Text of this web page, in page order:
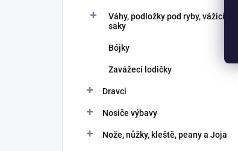
Váhy, podložky pod ryby, vážicí
saky
Bójky
Zavážecí lodičky
Dravci
Nosiče výbavy
Nože, nůžky, kleště, peany a Joja